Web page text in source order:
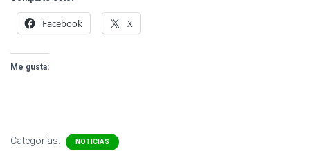
Facebook X
Me gusta:
Categorías: NOTICIAS